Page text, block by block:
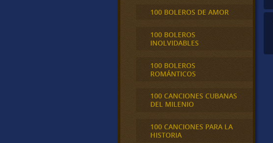
100 BOLEROS DE AMOR
100 BOLEROS
INOLVIDABLES
100 BOLEROS
ROMÁNTICOS
100 CANCIONES CUBANAS
DEL MILENIO
100 CANCIONES PARA LA
HISTORIA